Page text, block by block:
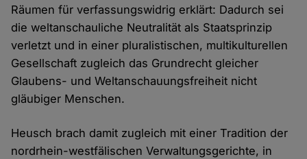
Räumen für verfassungswidrig erklärt: Dadurch sei
die weltanschauliche Neutralität als Staatsprinzip
verletzt und in einer pluralistischen, multikulturellen
Gesellschaft zugleich das Grundrecht gleicher
Glaubens- und Weltanschauungsfreiheit nicht
gläubiger Menschen.
Heusch brach damit zugleich mit einer Tradition der
nordrhein-westfälischen Verwaltungsgerichte, in